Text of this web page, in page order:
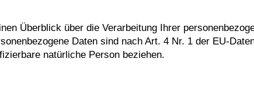
Überblick über die Verarbeitung Ihrer
Daten sind nach Art. 4 Nr. 1 der EU-
natürliche Person beziehen.